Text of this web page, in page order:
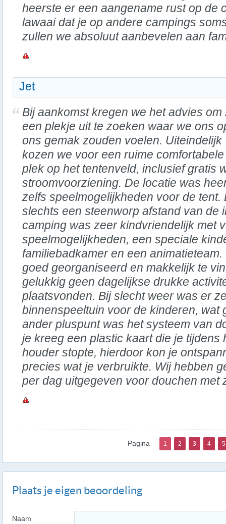
heerste er een aangename rust op de
lawaai dat je op andere campings
zullen we absoluut aanbevelen aan
Jet
Bij aankomst kregen we het advies om
een plekje uit te zoeken waar we ons
ons gemak zouden voelen. Uiteindelijk
kozen we voor een ruime comfortabele
plek op het tentenveld, inclusief gratis
stroomvoorziening. De locatie was
zelfs speelmogelijkheden voor de tent.
slechts een steenworp afstand van de
camping was zeer kindvriendelijk met
speelmogelijkheden, een speciale
familiebadkamer en een
goed georganiseerd en makkelijk te
gelukkig geen dagelijkse drukke
plaatsvonden. Bij slecht weer was er
binnenspeeltuin voor de kinderen, wat
ander pluspunt was het systeem van
je kreeg een plastic kaart die je tijdens
houder stopte, hierdoor kon je
precies wat je verbruikte. Wij hebben
per dag uitgegeven voor douchen met
Pagina 1 2 3 4 5
Plaats je eigen beoordeling
Naam